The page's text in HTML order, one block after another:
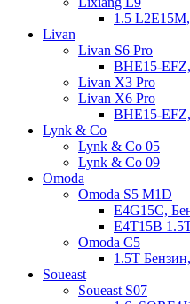
1.5
Livan
Livan S6 Pro
BHE15-
Livan X3 Pro
Livan X6 Pro
BHE15-
Lynk & Co
Lynk & Co 05
Lynk & Co 09
Omoda
Omoda S5 M1D
E4G15C,
E4T15B
Omoda С5
1.5T
Soueast
Soueast S07